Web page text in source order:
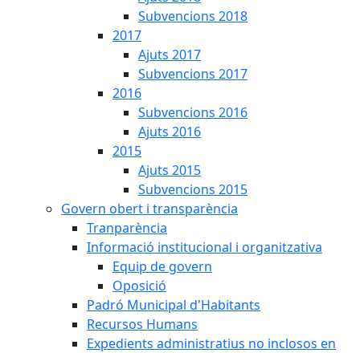
Subvencions 2018
2017
Ajuts 2017
Subvencions 2017
2016
Subvencions 2016
Ajuts 2016
2015
Ajuts 2015
Subvencions 2015
Govern obert i transparència
Tranparència
Informació institucional i organitzativa
Equip de govern
Oposició
Padró Municipal d'Habitants
Recursos Humans
Expedients administratius no inclosos en